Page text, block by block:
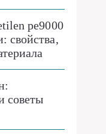
pe9000
свойства,
советы